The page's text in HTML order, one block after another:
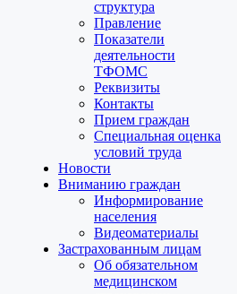
структура
Правление
Показатели
деятельности
ТФОМС
Реквизиты
Контакты
Прием граждан
Специальная оценка
условий труда
Новости
Вниманию граждан
Информирование
населения
Видеоматериалы
Застрахованным лицам
Об обязательном
медицинском